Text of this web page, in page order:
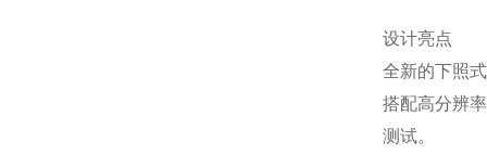
设计亮点
全新的下照
搭配高分辨
测试。